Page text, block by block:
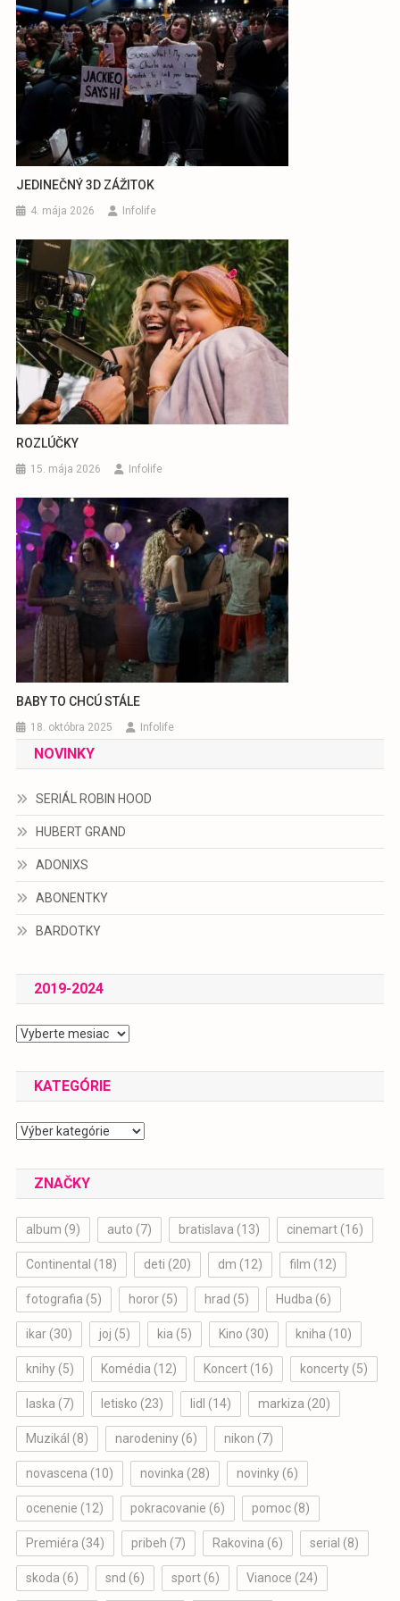
JEDINEČNÝ 3D ZÁŽITOK
4. mája 2026 Infolife
ROZLÚČKY
15. mája 2026 Infolife
BABY TO CHCÚ STÁLE
18. októbra 2025 Infolife
NOVINKY
SERIÁL ROBIN HOOD
HUBERT GRAND
ADONIXS
ABONENTKY
BARDOTKY
2019-2024
2019-
KATEGÓRIE
Kategórie
ZNAČKY
album (9) auto (7) bratislava (13) cinemart(16)
Continental (18) deti (20) dm (12) film (12)
fotografia (5) horor(5) hrad (5) Hudba (6)
ikar(30) joj (5) kia (5) Kino (30) kniha (10)
knihy(5) Komédia (12) Koncert(16) koncerty(5)
laska (7) letisko (23) lidl (14) markiza (20)
Muzikál (8) narodeniny(6) nikon (7)
novascena (10) novinka (28) novinky(6)
ocenenie (12) pokracovanie (6) pomoc(8)
Premiéra (34) pribeh (7) Rakovina (6) serial (8)
skoda (6) snd (6) sport(6) Vianoce (24)